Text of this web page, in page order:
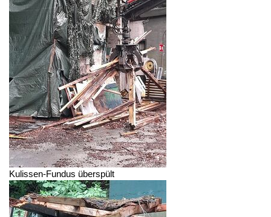
Kulissen-Fundus überspült